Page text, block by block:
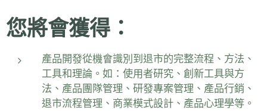
您將會獲得：
產品開發從機會識別到退市的完整流程、方法、
工具和理論。如：使用者研究、創新工具與方
法、產品團隊管理、研發專案管理、產品行銷、
退市流程管理、商業模式設計、產品心理學等。